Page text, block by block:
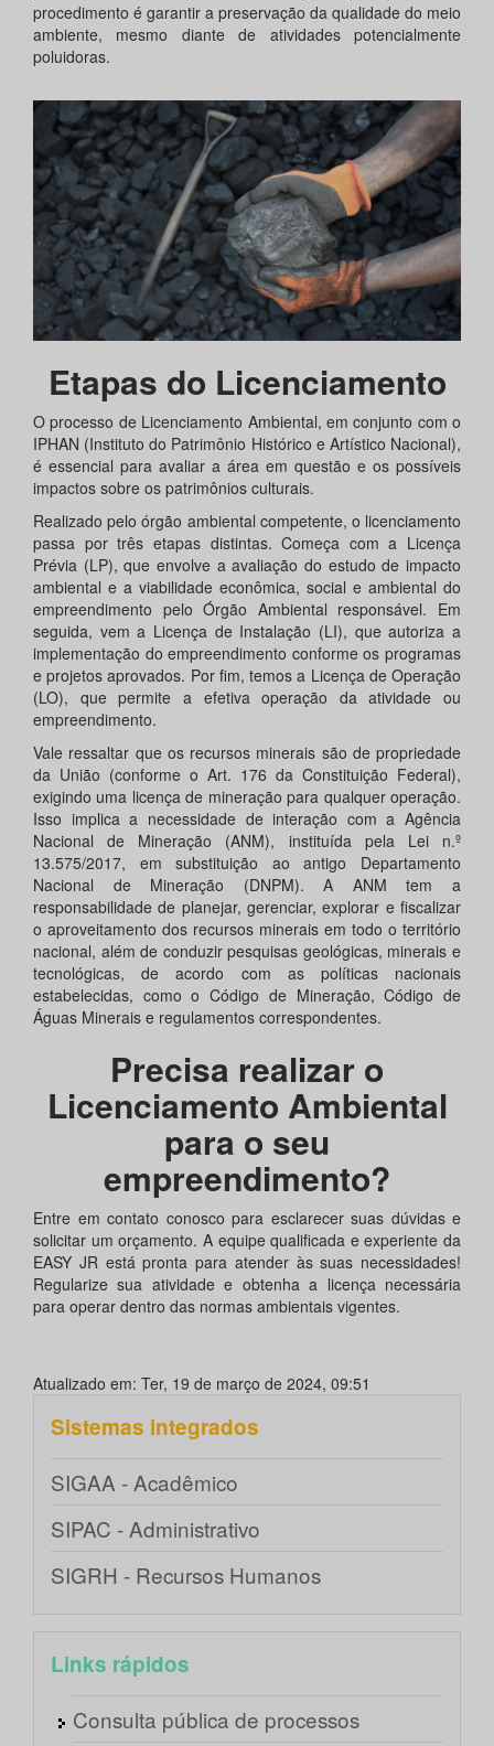
procedimento é garantir a preservação da qualidade do meio
ambiente, mesmo diante de atividades potencialmente
poluidoras.
Etapas do Licenciamento
O processo de Licenciamento Ambiental, em conjunto com o
IPHAN (Instituto do Patrimônio Histórico e Artístico Nacional),
é essencial para avaliar a área em questão e os possíveis
impactos sobre os patrimônios culturais.
Realizado pelo órgão ambiental competente, o licenciamento
passa por três etapas distintas. Começa com a Licença
Prévia (LP), que envolve a avaliação do estudo de impacto
ambiental e a viabilidade econômica, social e ambiental do
empreendimento pelo Órgão Ambiental responsável. Em
seguida, vem a Licença de Instalação (LI), que autoriza a
implementação do empreendimento conforme os programas
e projetos aprovados. Por fim, temos a Licença de Operação
(LO), que permite a efetiva operação da atividade ou
empreendimento.
Vale ressaltar que os recursos minerais são de propriedade
da União (conforme o Art. 176 da Constituição Federal),
exigindo uma licença de mineração para qualquer operação.
Isso implica a necessidade de interação com a Agência
Nacional de Mineração (ANM), instituída pela Lei n.º
13.575/2017, em substituição ao antigo Departamento
Nacional de Mineração (DNPM). A ANM tem a
responsabilidade de planejar, gerenciar, explorar e fiscalizar
o aproveitamento dos recursos minerais em todo o território
nacional, além de conduzir pesquisas geológicas, minerais e
tecnológicas, de acordo com as políticas nacionais
estabelecidas, como o Código de Mineração, Código de
Águas Minerais e regulamentos correspondentes.
Precisa realizar o
Licenciamento Ambiental
para o seu
empreendimento?
Entre em contato conosco para esclarecer suas dúvidas e
solicitar um orçamento. A equipe qualificada e experiente da
EASY JR está pronta para atender às suas necessidades!
Regularize sua atividade e obtenha a licença necessária
para operar dentro das normas ambientais vigentes.
Atualizado em: Ter, 19 de março de 2024, 09:51
Sistemas integrados
SIGAA - Acadêmico
SIPAC - Administrativo
SIGRH - Recursos Humanos
Links rápidos
Consulta pública de processos